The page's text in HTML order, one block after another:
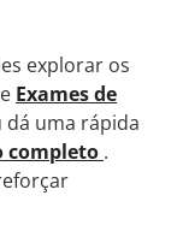
explorar os
Exames de
dá uma rápida
completo .